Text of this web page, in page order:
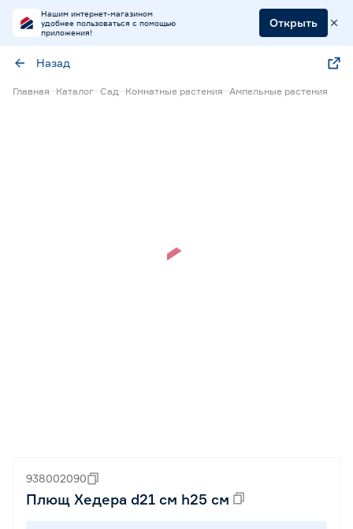
Нашим интернет-магазином
удобнее пользоваться с помощью
приложения!
Открыть
Назад
Главная Каталог Сад Комнатные растения Ампельные растения
938002090
Плющ Хедера d21 см h25 см